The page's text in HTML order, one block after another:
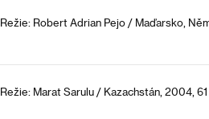
Režie: Robert Adrian Pejo / Maďarsko,
Režie: Marat Sarulu / Kazachstán, 2004, 61